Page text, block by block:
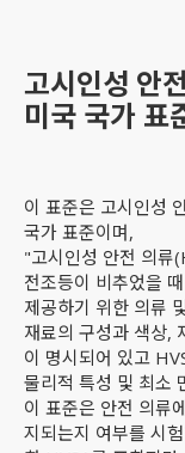
고시인성 안
미국 국가 표
이 표준은 고시인성
국가 표준이며,
"고시인성 안전 의류
전조등이 비추었을
제공하기 위한 의류
재료의 구성과 색상,
이 명시되어 있고
물리적 특성 및 최소
이 표준은 안전 의류
지되는지 여부를 시